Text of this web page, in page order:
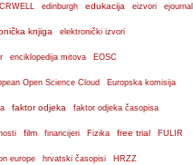
edinburgh edukacija eizvori ejournal
knjiga elektronički izvori
enciklopedija mitova EOSC
Open Science Cloud Europska komisija
faktor odjeka faktor odjeka časopisa
film financijeri Fizika free trial FULIR
europe hrvatski časopisi HRZZ